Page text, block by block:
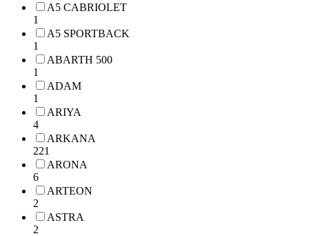
A5 CABRIOLET
1
A5 SPORTBACK
1
ABARTH 500
1
ADAM
1
ARIYA
4
ARKANA
221
ARONA
6
ARTEON
2
ASTRA
2